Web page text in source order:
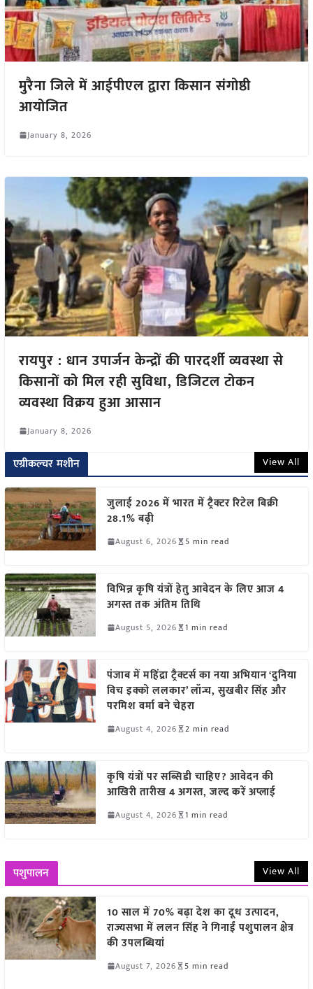
मुरैना जिले में आईपीएल द्वारा किसान संगोष्ठी
आयोजित
January 8, 2026
रायपुर : धान उपार्जन केन्द्रों की पारदर्शी व्यवस्था से
किसानों को मिल रही सुविधा, डिजिटल टोकन
व्यवस्था विक्रय हुआ आसान
January 8, 2026
एग्रीकल्चर मशीन View All
जुलाई 2026 में भारत में ट्रैक्टर रिटेल बिक्री
28.1% बढ़ी
August 6, 2026 5 min read
विभिन्न कृषि यंत्रों हेतु आवेदन के लिए आज 4
अगस्त तक अंतिम तिथि
August 5, 2026 1 min read
पंजाब में महिंद्रा ट्रैक्टर्स का नया अभियान ‘दुनिया
विच इक्को ललकार’ लॉन्च, सुखबीर सिंह और
परमिश वर्मा बने चेहरा
August 4, 2026 2 min read
कृषि यंत्रों पर सब्सिडी चाहिए? आवेदन की
आखिरी तारीख 4 अगस्त, जल्द करें अप्लाई
August 4, 2026 1 min read
पशुपालन View All
10 साल में 70% बढ़ा देश का दूध उत्पादन,
राज्यसभा में ललन सिंह ने गिनाईं पशुपालन क्षेत्र
की उपलब्धियां
August 7, 2026 5 min read